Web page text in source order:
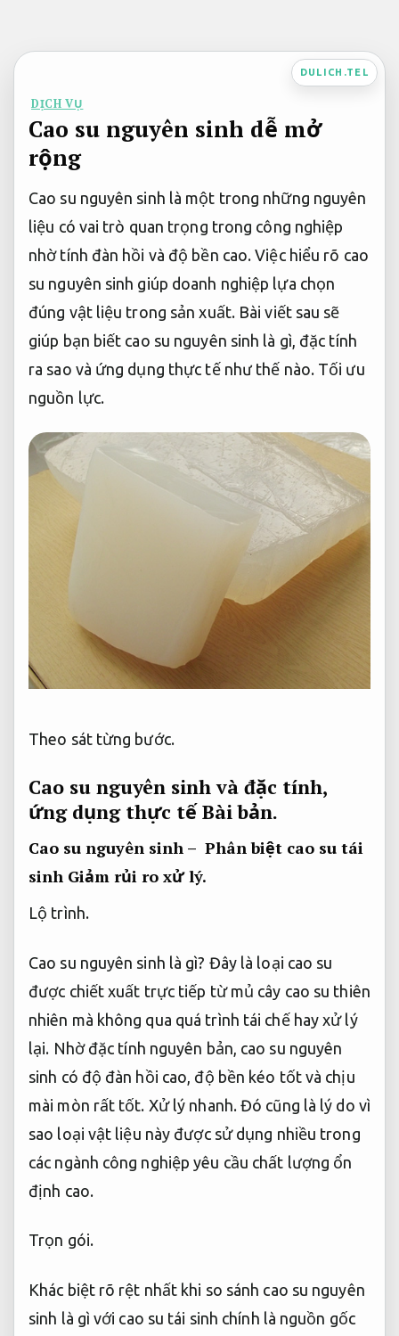
nội
dung
DULICH.TEL
DỊCH VỤ
Cao su nguyên sinh dễ mở
rộng
Cao su nguyên sinh là một trong những nguyên
liệu có vai trò quan trọng trong công nghiệp
nhờ tính đàn hồi và độ bền cao. Việc hiểu rõ cao
su nguyên sinh giúp doanh nghiệp lựa chọn
đúng vật liệu trong sản xuất. Bài viết sau sẽ
giúp bạn biết cao su nguyên sinh là gì, đặc tính
ra sao và ứng dụng thực tế như thế nào. Tối ưu
nguồn lực.
Theo sát từng bước.
Cao su nguyên sinh và đặc tính,
ứng dụng thực tếBài bản.
Cao su nguyên sinh – Phân biệt cao su tái
sinh Giảm rủi ro xử lý.
Lộ trình.
Cao su nguyên sinh là gì? Đây là loại cao su
được chiết xuất trực tiếp từ mủ cây cao su thiên
nhiên mà không qua quá trình tái chế hay xử lý
lại. Nhờ đặc tính nguyên bản, cao su nguyên
sinh có độ đàn hồi cao, độ bền kéo tốt và chịu
mài mòn rất tốt. Xử lý nhanh. Đó cũng là lý do vì
sao loại vật liệu này được sử dụng nhiều trong
các ngành công nghiệp yêu cầu chất lượng ổn
định cao.
Trọn gói.
Khác biệt rõ rệt nhất khi so sánh cao su nguyên
sinh là gì với cao su tái sinh chính là nguồn gốc